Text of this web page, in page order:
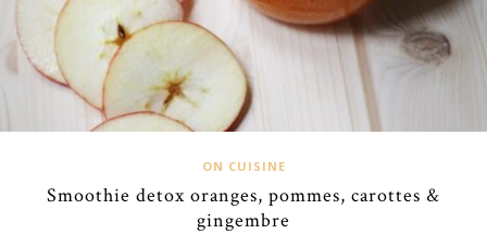
ON CUISINE
Smoothie detox oranges, pommes, carottes &
gingembre